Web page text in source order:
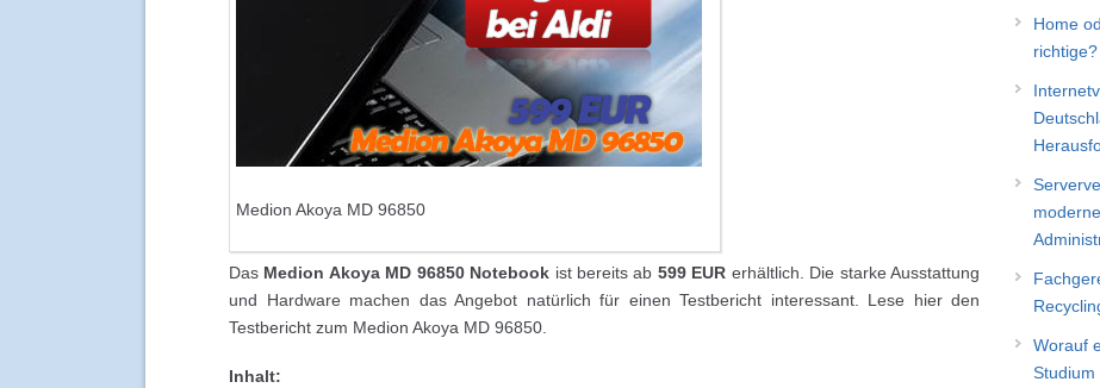
Medion Akoya MD 96850
Das Medion Akoya MD 96850 Notebook ist bereits ab 599 EUR erhältlich. Die starke Ausstattung
und Hardware machen das Angebot natürlich für einen Testbericht interessant. Lese hier den
Testbericht zum Medion Akoya MD 96850.
Inhalt:
Home
richtige?
Worauf
Studium